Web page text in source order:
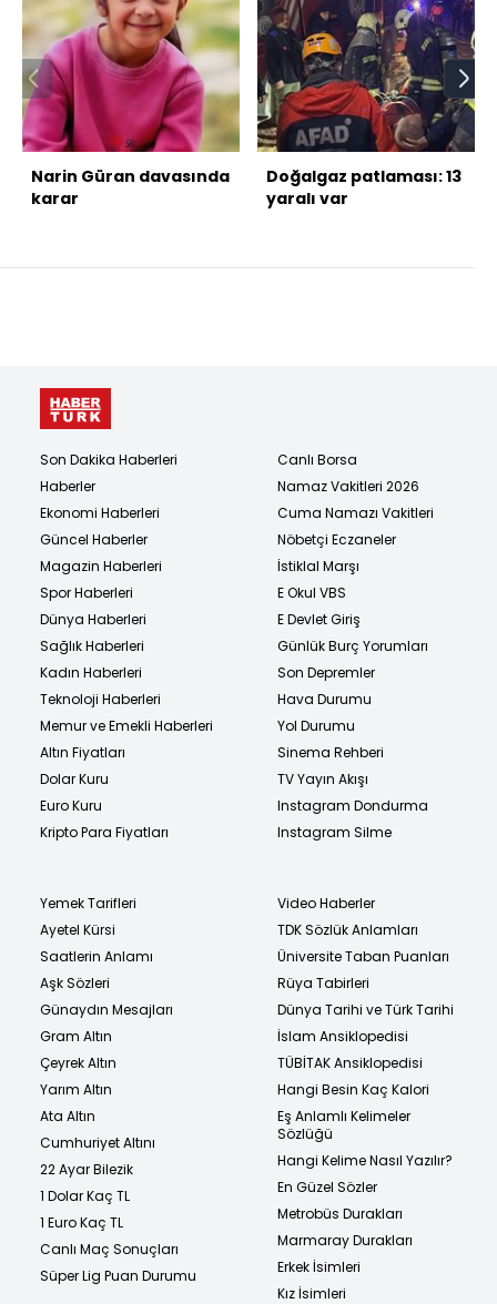
Narin Güran davasında
karar
Doğalgaz patlaması: 13
yaralı var
Son Dakika Haberleri
Haberler
Ekonomi Haberleri
Güncel Haberler
Magazin Haberleri
Spor Haberleri
Dünya Haberleri
Sağlık Haberleri
Kadın Haberleri
Teknoloji Haberleri
Memur ve Emekli Haberleri
Altın Fiyatları
Dolar Kuru
Euro Kuru
Kripto Para Fiyatları
Canlı Borsa
Namaz Vakitleri 2026
Cuma Namazı Vakitleri
Nöbetçi Eczaneler
İstiklal Marşı
E Okul VBS
E Devlet Giriş
Günlük Burç Yorumları
Son Depremler
Hava Durumu
Yol Durumu
Sinema Rehberi
TV Yayın Akışı
Instagram Dondurma
Instagram Silme
Yemek Tarifleri
Ayetel Kürsi
Saatlerin Anlamı
Aşk Sözleri
Günaydın Mesajları
Gram Altın
Çeyrek Altın
Yarım Altın
Ata Altın
Cumhuriyet Altını
22 Ayar Bilezik
1 Dolar Kaç TL
1 Euro Kaç TL
Canlı Maç Sonuçları
Süper Lig Puan Durumu
Video Haberler
TDK Sözlük Anlamları
Üniversite Taban Puanları
Rüya Tabirleri
Dünya Tarihi ve Türk Tarihi
İslam Ansiklopedisi
TÜBİTAK Ansiklopedisi
Hangi Besin Kaç Kalori
Eş Anlamlı Kelimeler
Sözlüğü
Hangi Kelime Nasıl Yazılır?
En Güzel Sözler
Metrobüs Durakları
Marmaray Durakları
Erkek İsimleri
Kız İsimleri